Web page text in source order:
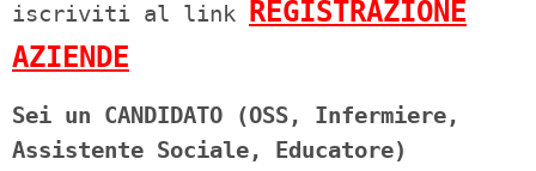
iscriviti al link
REGISTRAZIONE
AZIENDE
Sei un CANDIDATO (OSS, Infermiere,
Assistente Sociale, Educatore)